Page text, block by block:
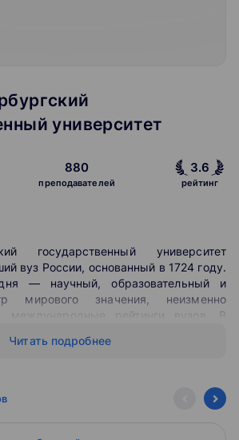
университет
880
преподавателей
3.6
рейтинг
государственный университет
вуз России, основанный в 1724 году.
— научный, образовательный и
мирового значения, неизменно
международные рейтинги вузов. В
2018 СПбГУ занимает 20 место
программ, включающих самые
подготовки и специальности.
Читать подробнее